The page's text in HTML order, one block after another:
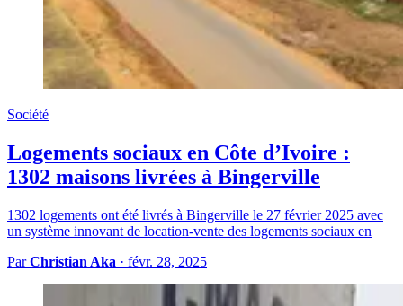
Société
Logements sociaux en Côte d’Ivoire :
1302 maisons livrées à Bingerville
1302 logements ont été livrés à Bingerville le 27 février 2025 avec
un système innovant de location-vente des logements sociaux en
ParChristian Aka · févr. 28, 2025